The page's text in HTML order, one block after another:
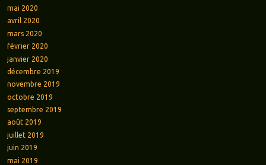
mai 2020
avril 2020
mars 2020
février 2020
janvier 2020
décembre 2019
novembre 2019
octobre 2019
septembre 2019
août 2019
juillet 2019
juin 2019
mai 2019